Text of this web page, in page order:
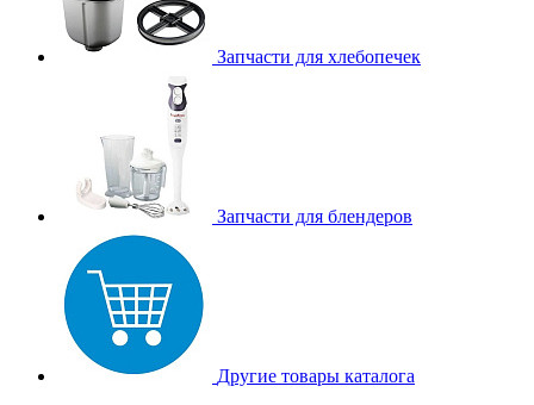
Запчасти для хлебопечек
Запчасти для блендеров
Другие товары каталога